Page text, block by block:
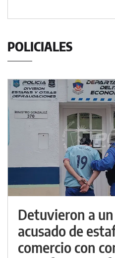
POLICIALES
Detuvieron a
acusado de
comercio con